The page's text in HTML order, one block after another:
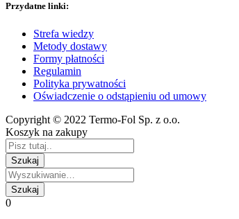
Przydatne linki:
Strefa wiedzy
Metody dostawy
Formy płatności
Regulamin
Polityka prywatności
Oświadczenie o odstąpieniu od umowy
Copyright © 2022 Termo-Fol Sp. z o.o.
Koszyk na zakupy
0